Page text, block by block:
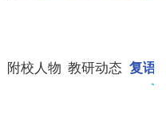
附校人物 教研动态 复语